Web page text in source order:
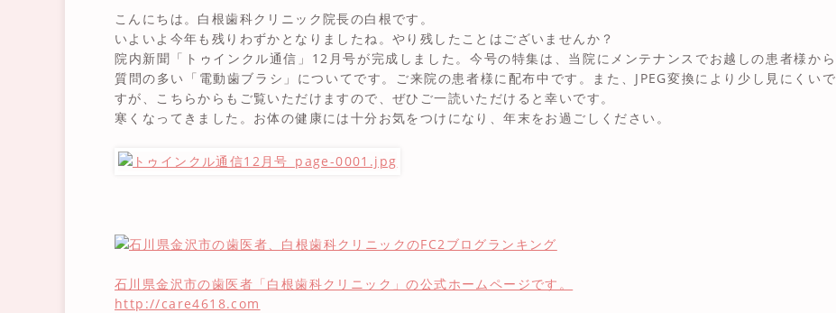
こんにちは。白根歯科クリニック院長の白根です。
いよいよ今年も残りわずかとなりましたね。やり残したことはございませんか？
院内新聞「トゥインクル通信」12月号が完成しました。今号の特集は、当院にメンテナンスでお越しの患者様から
質問の多い「電動歯ブラシ」についてです。ご来院の患者様に配布中です。また、JPEG変換により少し見にくいで
すが、こちらからもご覧いただけますので、ぜひご一読いただけると幸いです。
寒くなってきました。お体の健康には十分お気をつけになり、年末をお過ごしください。
石川県金沢市の歯医者「白根歯科クリニック」の公式ホームページです。
http://care4618.com